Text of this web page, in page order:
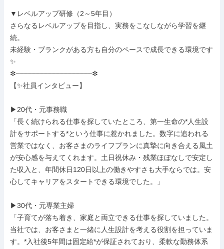
▼レベルアップ研修（2～5年目）
さらなるレベルアップを目指し、実務をこなしながら学習を継
続。
未経験・ブランクがある方も自分のペースで成長できる環境です
✨
✼┈┈┈┈┈┈┈┈┈┈┈┈┈┈┈┈┈┈┈✼
【✨社員インタビュー】
▶20代・元事務職
「長く続けられる仕事を探していたところ、第一生命の*人生設
計をサポートする*という仕事に惹かれました。数字に追われる
営業ではなく、お客さまのライフプランに真摯に向き合える風土
が安心感を与えてくれます。土日祝休み・残業ほぼなしで安定し
た収入と、年間休日120日以上の働きやすさも大手ならでは。安
心してキャリアをスタートできる環境でした。」
▶30代・元専業主婦
「子育てが落ち着き、家庭と両立できる仕事を探していました。
当社では、お客さまと一緒に人生設計を考える役割を担っていま
す。*入社後5年間は固定給*が保証されており、柔軟な勤務体系